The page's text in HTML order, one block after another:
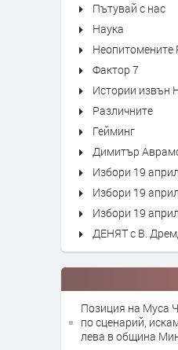
Пътувай с нас
Наука
Неопитомените
Фактор 7
Истории извън
Различните
Гейминг
Димитър
Избори 19
Избори 19
Избори 19
ДЕНЯТ с В.
Позиция на Муса
по сценарий,
лева в община